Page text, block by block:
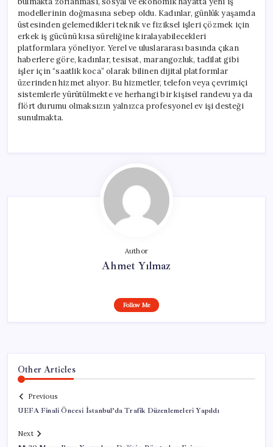
modellerinin doğmasına sebep oldu. Kadınlar, günlük yaşamda
üstesinden gelemedikleri teknik ve fiziksel işleri çözmek için
erkek iş gücünü kısa süreliğine kiralayabilecekleri
platformlara yöneliyor. Yerel ve uluslararası basında çıkan
haberlere göre, kadınlar, tesisat, marangozluk, tadilat gibi
işler için “saatlik koca” olarak bilinen dijital platformlar
üzerinden hizmet alıyor. Bu hizmetler, telefon veya çevrimiçi
sistemlerle yürütülmekte ve herhangi bir kişisel randevu ya da
flört durumu olmaksızın yalnızca profesyonel ev işi desteği
sunulmakta.
Author
Ahmet Yılmaz
Follow Me
Other Articles
Previous
UEFA Finali Öncesi İstanbul’da Trafik Düzenlemeleri Yapıldı
Next